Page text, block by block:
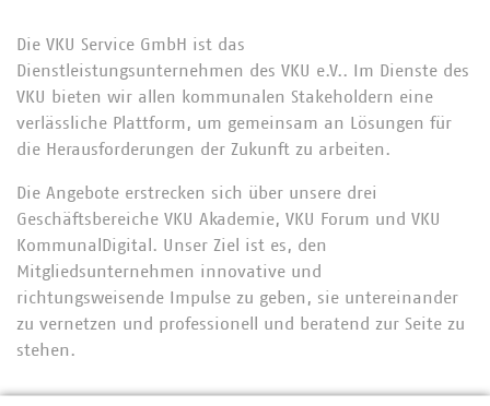
Die VKU Service GmbH ist das
Dienstleistungsunternehmen des VKU e.V.. Im Dienste des
VKU bieten wir allen kommunalen Stakeholdern eine
verlässliche Plattform, um gemeinsam an Lösungen für
die Herausforderungen der Zukunft zu arbeiten.
Die Angebote erstrecken sich über unsere drei
Geschäftsbereiche VKU Akademie, VKU Forum und VKU
KommunalDigital. Unser Ziel ist es, den
Mitgliedsunternehmen innovative und
richtungsweisende Impulse zu geben, sie untereinander
zu vernetzen und professionell und beratend zur Seite zu
stehen.